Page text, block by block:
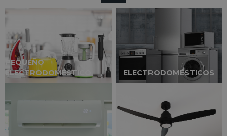
Sus productos están caracterizados por unaalta calidad
mismos. En cuanto a sus televisores, este fabricante ha
sabido adaptarse a los diferentes momentos del
mercado, encontrándose siempre en lasprimeras
en sus componentes.
PEQUEÑO
ELECTRODOMÉSTICO
ELECTRODOMÉSTICOS